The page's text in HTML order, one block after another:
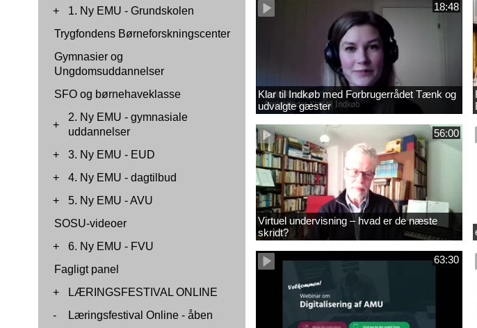
+
1. Ny EMU - Grundskolen
Trygfondens Børneforskningscenter
Gymnasier og
Ungdomsuddannelser
SFO og børnehaveklasse
+
2. Ny EMU - gymnasiale
uddannelser
+
3. Ny EMU - EUD
+
4. Ny EMU - dagtilbud
+
5. Ny EMU - AVU
SOSU-videoer
+
6. Ny EMU - FVU
Fagligt panel
+
LÆRINGSFESTIVAL ONLINE
-
Læringsfestival Online - åben
18:48
Klar til Indkøb med Forbrugerrådet Tænk og
udvalgte gæster
56:00
Virtuel undervisning – hvad er de næste
skridt?
63:30